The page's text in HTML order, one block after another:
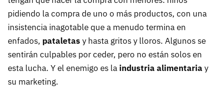
pidiendo la compra de uno o más productos, con una
insistencia inagotable que a menudo termina en
enfados, pataletas y hasta gritos y lloros. Algunos se
sentirán culpables por ceder, pero no están solos en
esta lucha. Y el enemigo es la industria alimentariay
su marketing.